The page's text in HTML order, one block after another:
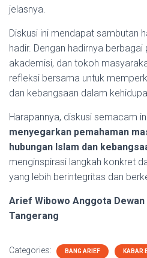
jelasnya.
Diskusi ini mendapat sambutan
hadir. Dengan hadirnya
akademisi, dan tokoh
refleksi bersama untuk
dan kebangsaan dalam
Harapannya, diskusi semacam
menyegarkan pemahaman
hubungan Islam dan
menginspirasi langkah konkret
yang lebih berintegritas dan
Arief Wibowo Anggota Dewan
Tangerang
Categories: BANG ARIEF KABAR